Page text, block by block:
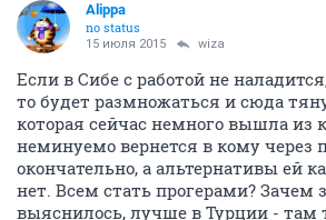
Alippa
no status
15 июля 2015 wiza
Если в Сибе с работой не
то будет размножаться и сюда
которая сейчас немного вышла из
неминуемо вернется в кому через
окончательно, а альтернативы ей
нет. Всем стать прогерами? Зачем
выяснилось, лучше в Турции - там